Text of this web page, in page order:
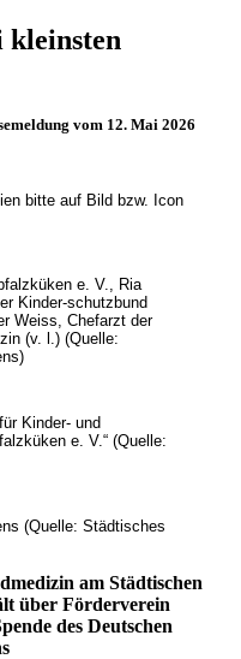
kleinsten
vom 12. Mai 2026
bitte auf Bild bzw. Icon
e. V., Ria
Kinder-schutzbund
Weiss, Chefarzt der
(v. l.) (Quelle:
Kinder- und
e. V.“ (Quelle:
(Quelle: Städtisches
am Städtischen
über Förderverein
des Deutschen